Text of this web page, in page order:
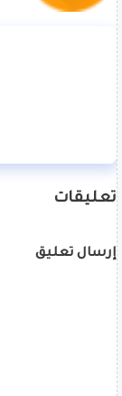
تعليقات
إرسال تعليق